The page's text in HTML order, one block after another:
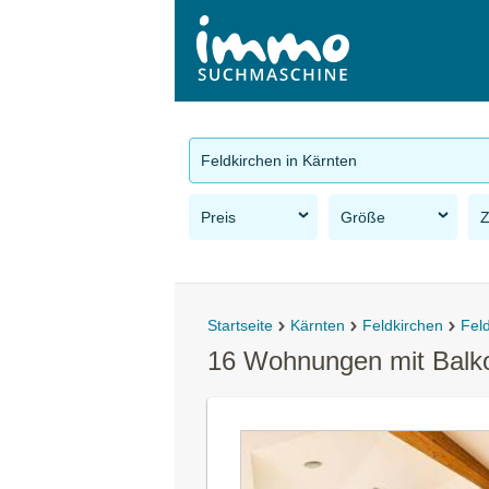
Feldkirchen in Kärnten
Preis Größe
Startseite Kärnten Feldkirchen
16 Wohnungen mit